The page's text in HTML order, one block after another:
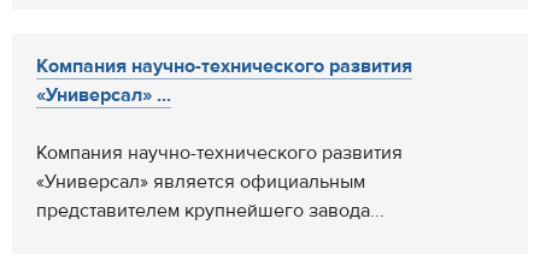
Компания научно-технического развития
«Универсал» ...
Компания научно-технического развития
«Универсал» является официальным
представителем крупнейшего завода...